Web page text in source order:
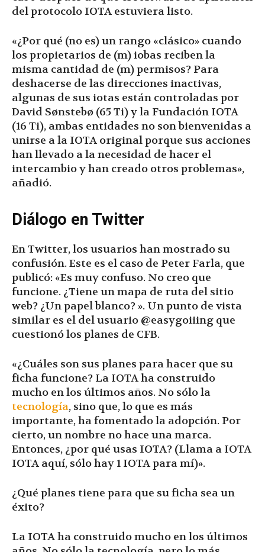
del protocolo IOTA estuviera listo.
«¿Por qué (no es) un rango «clásico» cuando
los propietarios de (m) iobas reciben la
misma cantidad de (m) permisos? Para
deshacerse de las direcciones inactivas,
algunas de sus iotas están controladas por
David Sønstebø (65 Ti) y la Fundación IOTA
(16 Ti), ambas entidades no son bienvenidas a
unirse a la IOTA original porque sus acciones
han llevado a la necesidad de hacer el
intercambio y han creado otros problemas»,
añadió.
Diálogo en Twitter
En Twitter, los usuarios han mostrado su
confusión. Este es el caso de Peter Farla, que
publicó: «Es muy confuso. No creo que
funcione. ¿Tiene un mapa de ruta del sitio
web? ¿Un papel blanco? ». Un punto de vista
similar es el del usuario @easygoiiing que
cuestionó los planes de CFB.
«¿Cuáles son sus planes para hacer que su
ficha funcione? La IOTA ha construido
mucho en los últimos años. No sólo la
tecnología, sino que, lo que es más
importante, ha fomentado la adopción. Por
cierto, un nombre no hace una marca.
Entonces, ¿por qué usas IOTA? (Llama a IOTA
IOTA aquí, sólo hay 1 IOTA para mí)».
¿Qué planes tiene para que su ficha sea un
éxito?
La IOTA ha construido mucho en los últimos